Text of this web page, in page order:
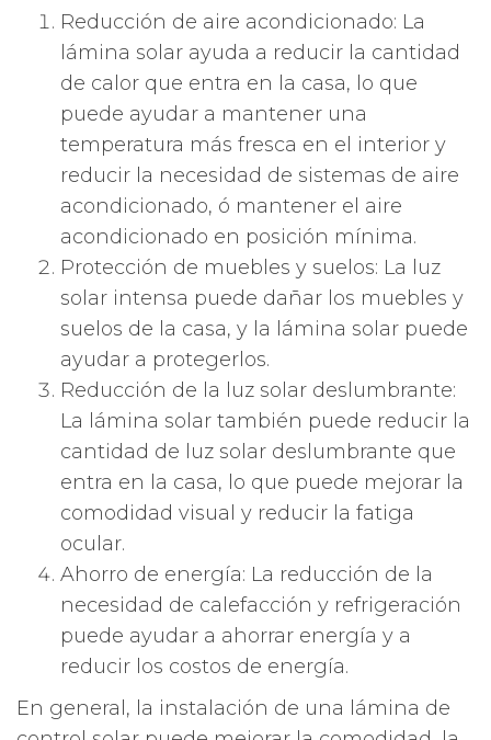
Reducción de aire acondicionado: La
lámina solar ayuda a reducir la cantidad
de calor que entra en la casa, lo que
puede ayudar a mantener una
temperatura más fresca en el interior y
reducir la necesidad de sistemas de aire
acondicionado, ó mantener el aire
acondicionado en posición mínima.
Protección de muebles y suelos: La luz
solar intensa puede dañar los muebles y
suelos de la casa, y la lámina solar puede
ayudar a protegerlos.
Reducción de la luz solar deslumbrante:
La lámina solar también puede reducir la
cantidad de luz solar deslumbrante que
entra en la casa, lo que puede mejorar la
comodidad visual y reducir la fatiga
ocular.
Ahorro de energía: La reducción de la
necesidad de calefacción y refrigeración
puede ayudar a ahorrar energía y a
reducir los costos de energía.
En general, la instalación de una lámina de